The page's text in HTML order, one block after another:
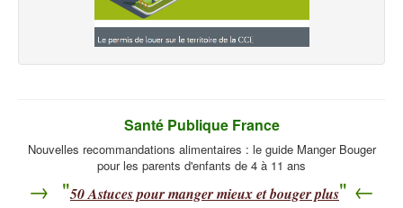
Santé Publique France
Nouvelles recommandations alimentaires : le guide Manger Bouger
pour les parents d'enfants de 4 à 11 ans
→ "50Astuces pour manger mieux et bouger plus" ←